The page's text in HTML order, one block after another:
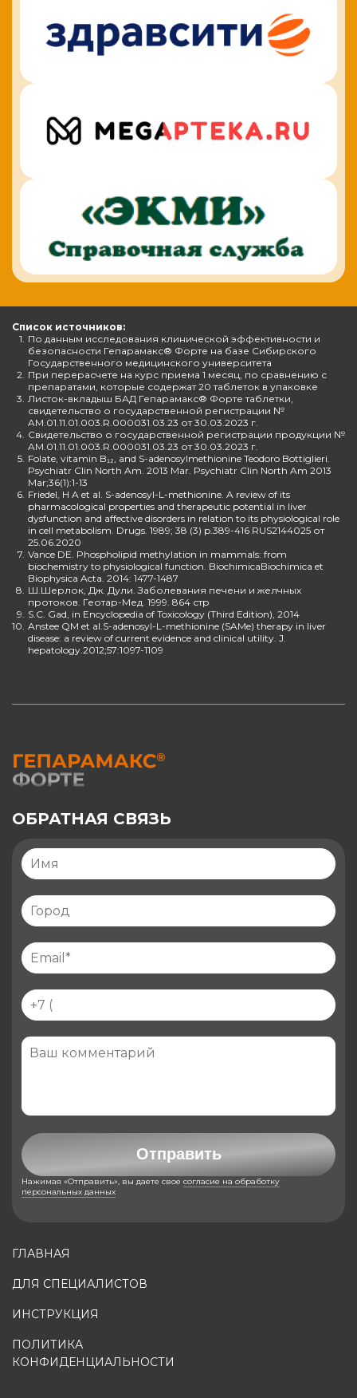
Список источников:
1. По данным исследования клинической эффективности и
безопасности Гепарамакс® Форте на базе Сибирского
Государственного медицинского университета
2. При перерасчете на курс приема 1 месяц, по сравнению с
препаратами, которые содержат 20 таблеток в упаковке
3. Листок-вкладыш БАД Гепарамакс® Форте таблетки,
свидетельство о государственной регистрации №
AM.01.11.01.003.R.000031.03.23 от 30.03.2023 г.
4. Свидетельство о государственной регистрации продукции №
AM.01.11.01.003.R.000031.03.23 от 30.03.2023 г.
5. Folate, vitamin B₁₂, and S-adenosylmethionine Teodoro Bottiglieri.
Psychiatr Clin North Am. 2013 Mar. Psychiatr Clin North Am 2013
Mar;36(1):1-13
6. Friedel, H A et al. S-adenosyl-L-methionine. A review of its
pharmacological properties and therapeutic potential in liver
dysfunction and affective disorders in relation to its physiological role
in cell metabolism. Drugs. 1989; 38 (3) p.389-416 RUS2144025 от
25.06.2020
7. Vance DE. Phospholipid methylation in mammals: from
biochemistry to physiological function. BiochimicaBiochimica et
Biophysica Acta. 2014: 1477-1487
8. Ш.Шерлок, Дж. Дули. Заболевания печени и желчных
протоков. Геотар-Мед. 1999. 864 стр
9. S.C. Gad, in Encyclopedia of Toxicology (Third Edition), 2014
10. Anstee QM et al.S-adenosyl-L-methionine (SAMe) therapy in liver
disease: a review of current evidence and clinical utility. J.
hepatology.2012;57:1097-1109
ГЛАВНАЯ
ДЛЯ СПЕЦИАЛИСТОВ
ИНСТРУКЦИЯ
ПОЛИТИКА
КОНФИДЕНЦИАЛЬНОСТИ
ОБРАТНАЯ СВЯЗЬ
Отправить
Нажимая «Отправить», вы даете свое согласие на обработку
персональных данных